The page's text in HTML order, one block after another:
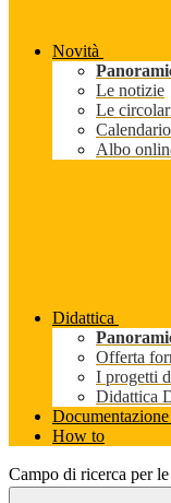
Novità
Le notizie
Le
Albo
Didattica
Offerta
I progetti
Didattica
How to
Campo di ricerca per